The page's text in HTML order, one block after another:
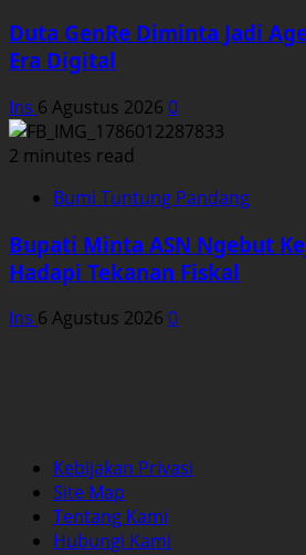
Duta GenRe Diminta Jadi
Era Digital
Ins 6 Agustus 2026 0
2 minutes read
Bumi Tuntung Pandang
Bupati Minta ASN Ngebut
Hadapi Tekanan Fiskal
Ins 6 Agustus 2026 0
Kebijakan Privasi
Site Map
Tentang Kami
Hubungi Kami